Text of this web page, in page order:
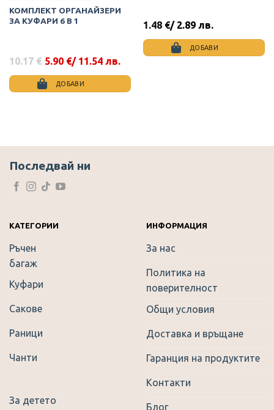
КОМПЛЕКТ ОРГАНАЙЗЕРИ
ЗА КУФАРИ 6 В 1
10.17 €
Original
price
10.17 €.
5.90 €
Текущата
цена
5.90 €.
/ 11.54 лв.
ДОБАВИ
variants.
The
may
on
product
page
1.48 €/ 2.89 лв.
ДОБАВИ
Последвай ни
КАТЕГОРИИ
Ръчен
багаж
Куфари
Сакове
Раници
Чанти
За детето
ИНФОРМАЦИЯ
За нас
Политика на
поверителност
Общи условия
Доставка и връщане
Гаранция на продуктите
Контакти
Блог